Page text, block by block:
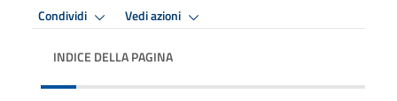
Condividi Vedi azioni
INDICE DELLA PAGINA